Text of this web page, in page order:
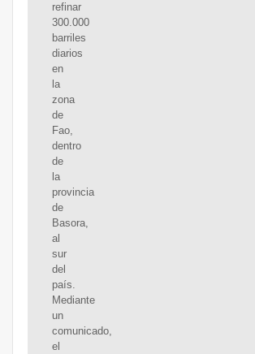
refinar
300.000
barriles
diarios
en
la
zona
de
Fao,
dentro
de
la
provincia
de
Basora,
al
sur
del
país.
Mediante
un
comunicado,
el